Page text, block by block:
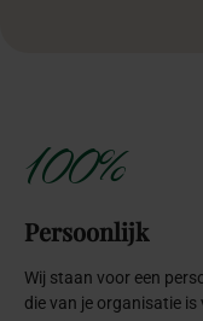
100%
Persoonlijk
Wij staan voor een
die van je organisatie